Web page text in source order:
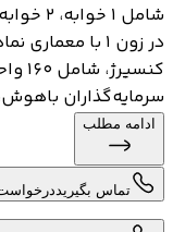
در زون ۱ با
سرمایه‌گذاران
ادامه مطلب
تماس بگیرید